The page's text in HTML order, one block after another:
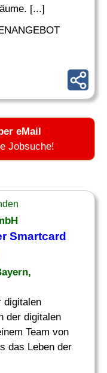
[...]
eMail
Jobsuche!
Smartcard
digitalen
der digitalen
Team von
das Leben der